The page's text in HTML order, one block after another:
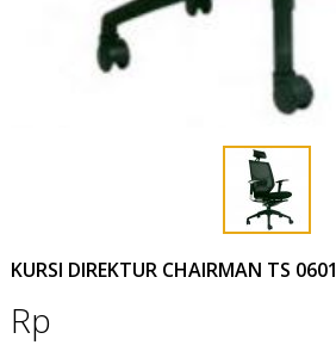
KURSI DIREKTUR CHAIRMAN TS 0601
Rp